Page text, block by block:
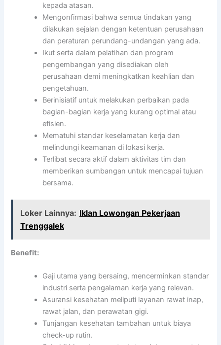
kepada atasan.
Mengonfirmasi bahwa semua tindakan yang
dilakukan sejalan dengan ketentuan perusahaan
dan peraturan perundang-undangan yang ada.
Ikut serta dalam pelatihan dan program
pengembangan yang disediakan oleh
perusahaan demi meningkatkan keahlian dan
pengetahuan.
Berinisiatif untuk melakukan perbaikan pada
bagian-bagian kerja yang kurang optimal atau
efisien.
Mematuhi standar keselamatan kerja dan
melindungi keamanan di lokasi kerja.
Terlibat secara aktif dalam aktivitas tim dan
memberikan sumbangan untuk mencapai tujuan
bersama.
Loker Lainnya: Iklan Lowongan Pekerjaan
Trenggalek
Benefit:
Gaji utama yang bersaing, mencerminkan standar
industri serta pengalaman kerja yang relevan.
Asuransi kesehatan meliputi layanan rawat inap,
rawat jalan, dan perawatan gigi.
Tunjangan kesehatan tambahan untuk biaya
check-up rutin.